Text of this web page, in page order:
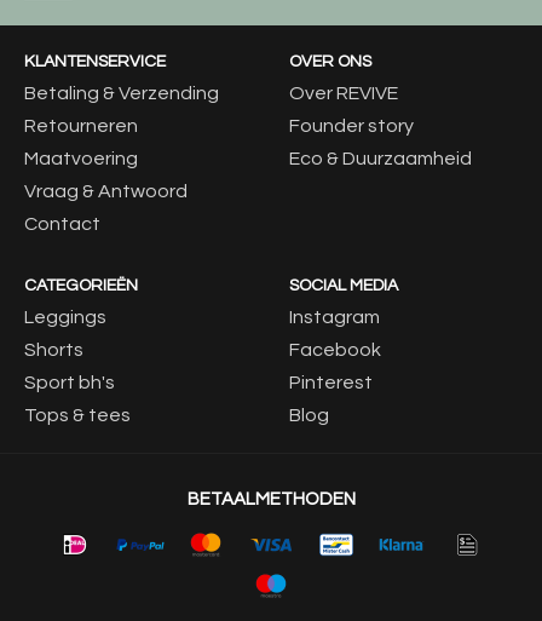
KLANTENSERVICE
Betaling & Verzending
Retourneren
Maatvoering
Vraag & Antwoord
Contact
OVER ONS
Over REVIVE
Founder story
Eco & Duurzaamheid
CATEGORIEËN
Leggings
Shorts
Sport bh's
Tops & tees
SOCIAL MEDIA
Instagram
Facebook
Pinterest
Blog
BETAALMETHODEN